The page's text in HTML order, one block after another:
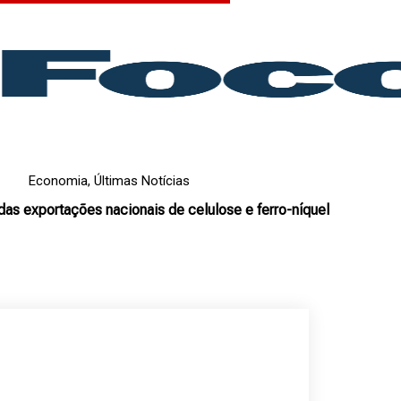
Economia, Últimas Notícias
exportações nacionais de celulose e ferro-níquel